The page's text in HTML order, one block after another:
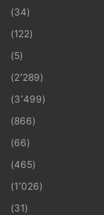
(34)
(122)
(5)
(2٬289)
(3٬499)
(866)
(66)
(465)
(1٬026)
(31)